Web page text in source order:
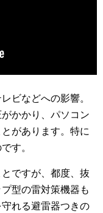
ビなどへの影響。
かかり、パソコン
があります。特に
す。
ですが、都度、抜
型の雷対策機器も
れる避雷器つきの